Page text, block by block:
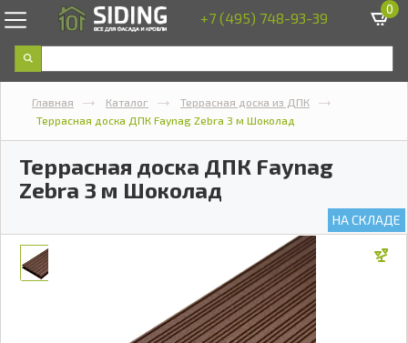
+7 (495) 748-93-39 0
Главная Каталог
Террасная доска из ДПК
Террасная доска ДПК Faynag Zebra 3 м Шоколад
Террасная доска ДПК Faynag
Zebra 3 м Шоколад
НА СКЛАДЕ